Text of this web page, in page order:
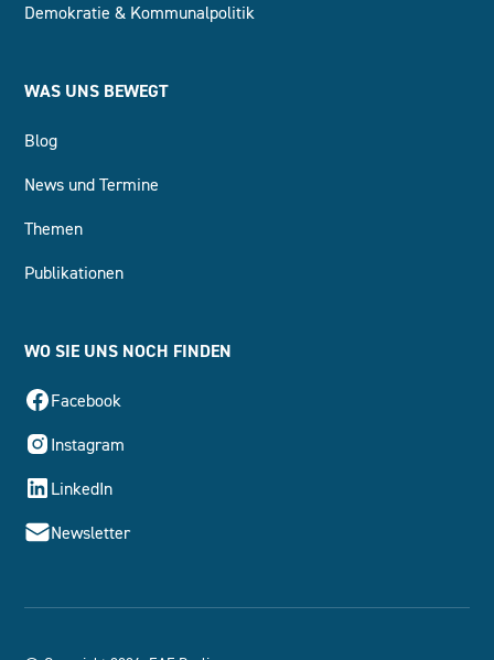
Demokratie & Kommunalpolitik
WAS UNS BEWEGT
Blog
News und Termine
Themen
Publikationen
WO SIE UNS NOCH FINDEN
Facebook
Instagram
LinkedIn
Newsletter